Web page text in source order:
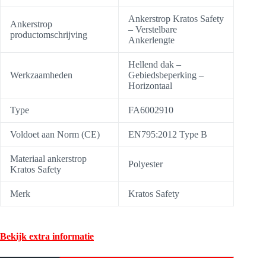
Ankerstrop
productomschrijving
Ankerstrop Kratos Safety
– Verstelbare
Ankerlengte
Werkzaamheden
Hellend dak –
Gebiedsbeperking –
Horizontaal
Type FA6002910
Voldoet aan Norm (CE) EN795:2012 Type B
Materiaal ankerstrop
Kratos Safety
Polyester
Merk Kratos Safety
Bekijk extra informatie